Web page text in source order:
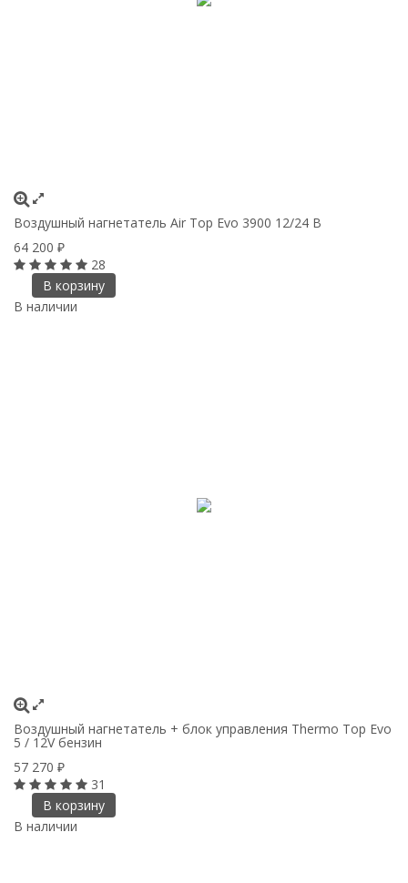
Воздушный нагнетатель Air Top Evo 3900 12/24 В
64 200 ₽
28
В корзину
В наличии
Воздушный нагнетатель + блок управления Thermo Top Evo
5 / 12V бензин
57 270 ₽
31
В корзину
В наличии